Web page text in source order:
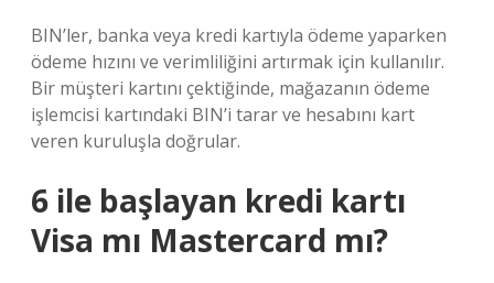
BIN’ler, banka veya kredi kartıyla ödeme yaparken
ödeme hızını ve verimliliğini artırmak için kullanılır.
Bir müşteri kartını çektiğinde, mağazanın ödeme
işlemcisi kartındaki BIN’i tarar ve hesabını kart
veren kuruluşla doğrular.
6 ile başlayan kredi kartı
Visa mı Mastercard mı?